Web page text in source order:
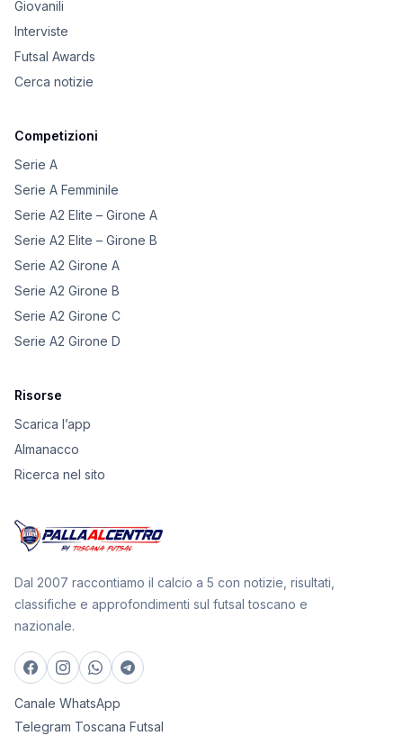
Giovanili
Interviste
Futsal Awards
Cerca notizie
Competizioni
Serie A
Serie A Femminile
Serie A2 Elite – Girone A
Serie A2 Elite – Girone B
Serie A2 Girone A
Serie A2 Girone B
Serie A2 Girone C
Serie A2 Girone D
Risorse
Scarica l’app
Almanacco
Ricerca nel sito
Dal 2007 raccontiamo il calcio a 5 con notizie, risultati,
classifiche e approfondimenti sul futsal toscano e
nazionale.
Canale WhatsApp
Telegram Toscana Futsal